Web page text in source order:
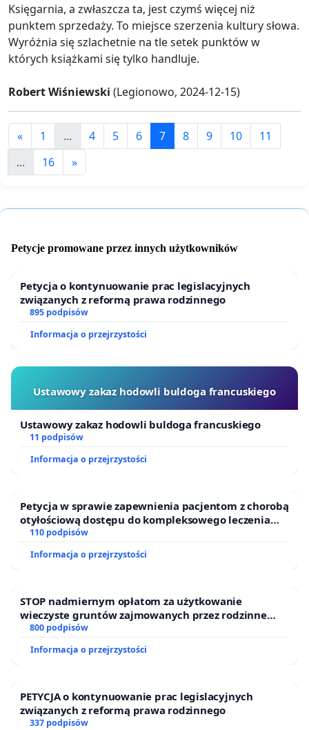
Księgarnia, a zwłaszcza ta, jest czymś więcej niż
punktem sprzedaży. To miejsce szerzenia kultury słowa.
Wyróżnia się szlachetnie na tle setek punktów w
których książkami się tylko handluje.
Robert Wiśniewski (Legionowo, 2024-12-15)
« 1 ... 4 5 6 7 8 9 10
11
...
16 »
Petycje promowane przez innych użytkowników
Petycja o kontynuowanie prac legislacyjnych
związanych z reformą prawa rodzinnego
895 podpisów
Informacja o przejrzystości
Ustawowy zakaz hodowli buldoga francuskiego
Ustawowy zakaz hodowli buldoga francuskiego
11 podpisów
Informacja o przejrzystości
Petycja w sprawie zapewnienia pacjentom z chorobą
otyłościową dostępu do kompleksowego leczenia
oraz programów profilaktycznych.
110 podpisów
Informacja o przejrzystości
STOP nadmiernym opłatom za użytkowanie
wieczyste gruntów zajmowanych przez rodzinne
ogrody działkowe.
800 podpisów
Informacja o przejrzystości
PETYCJA o kontynuowanie prac legislacyjnych
związanych z reformą prawa rodzinnego
337 podpisów